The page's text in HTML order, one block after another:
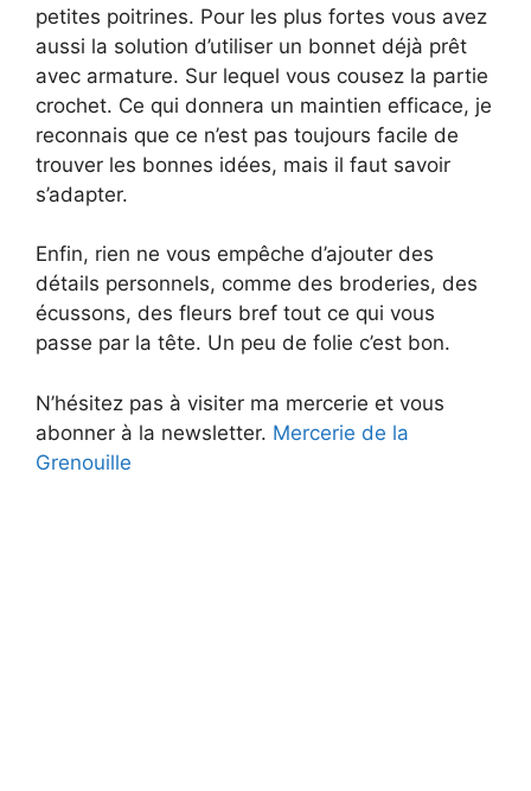
petites poitrines. Pour les plus fortes vous avez
aussi la solution d’utiliser un bonnet déjà prêt
avec armature. Sur lequel vous cousez la partie
crochet. Ce qui donnera un maintien efficace, je
reconnais que ce n’est pas toujours facile de
trouver les bonnes idées, mais il faut savoir
s’adapter.
Enfin, rien ne vous empêche d’ajouter des
détails personnels, comme des broderies, des
écussons, des fleurs bref tout ce qui vous
passe par la tête. Un peu de folie c’est bon.
N’hésitez pas à visiter ma mercerie et vous
abonner à la newsletter. Mercerie de la
Grenouille